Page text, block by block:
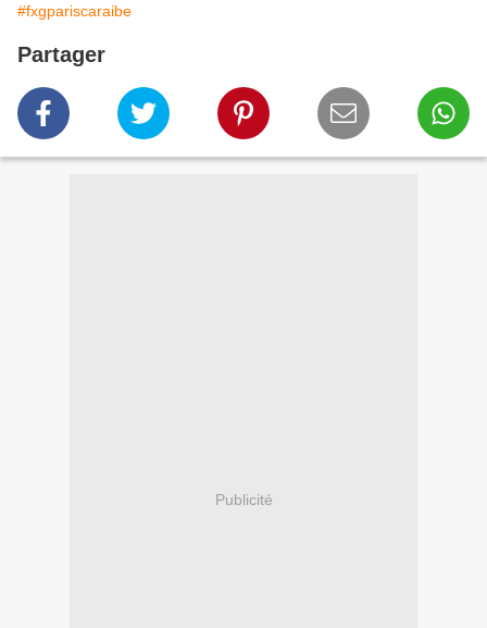
#fxgpariscaraibe
Partager
Publicité